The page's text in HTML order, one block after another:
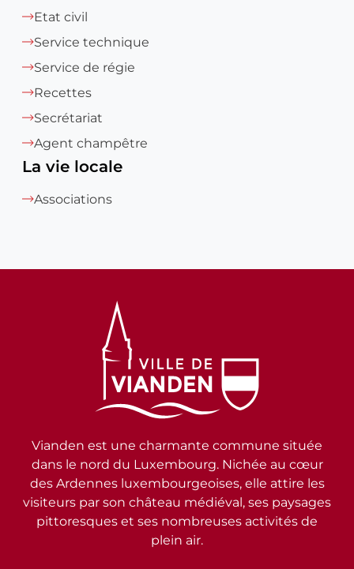
Etat civil
Service technique
Service de régie
Recettes
Secrétariat
Agent champêtre
La vie locale
Associations
Vianden est une charmante commune située
dans le nord du Luxembourg. Nichée au cœur
des Ardennes luxembourgeoises, elle attire les
visiteurs par son château médiéval, ses paysages
pittoresques et ses nombreuses activités de
plein air.